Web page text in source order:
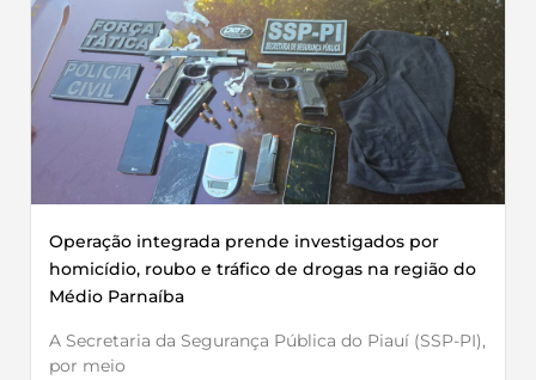
Operação integrada prende investigados por
homicídio, roubo e tráfico de drogas na região do
Médio Parnaíba
A Secretaria da Segurança Pública do Piauí (SSP-PI),
por meio